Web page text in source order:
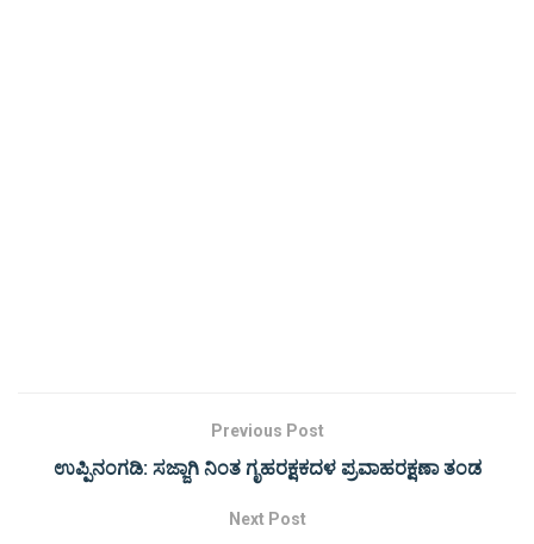
Previous Post
ಉಪ್ಪಿನಂಗಡಿ: ಸಜ್ಜಾಗಿ ನಿಂತ ಗೃಹರಕ್ಷಕದಳ ಪ್ರವಾಹರಕ್ಷಣಾ ತಂಡ
Next Post